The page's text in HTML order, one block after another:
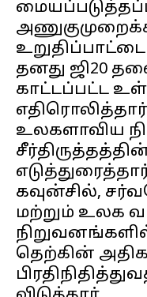
உறுதிப்பாட்டை
தனது ஜி20
காட்டப்பட்ட
உலகளாவிய
கவுன்சில்,
மற்றும் உலக
தெற்கின் அதிக